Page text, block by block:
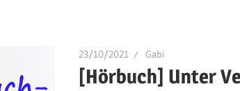
23/10/2021 Gabi
[Hörbuch] Unter